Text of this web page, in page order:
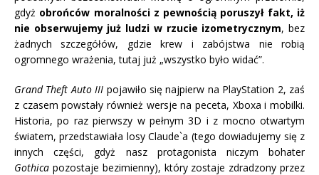
gdyż obrońców moralności z pewnością poruszył fakt, iż
nie obserwujemy już ludzi w rzucie izometrycznym, bez
żadnych szczegółów, gdzie krew i zabójstwa nie robią
ogromnego wrażenia, tutaj już „wszystko było widać”.
Grand Theft Auto III pojawiło się najpierw na PlayStation 2, zaś
z czasem powstały również wersje na peceta, Xboxa i mobilki.
Historia, po raz pierwszy w pełnym 3D i z mocno otwartym
światem, przedstawiała losy Claude`a (tego dowiadujemy się z
innych części, gdyż nasz protagonista niczym bohater
Gothica pozostaje bezimienny), który zostaje zdradzony przez